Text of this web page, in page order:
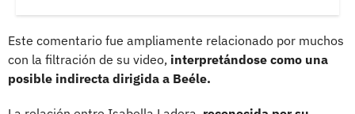
Este comentario fue ampliamente relacionado por muchos
con la filtración de su video, interpretándose como una
posible indirecta dirigida a Beéle.